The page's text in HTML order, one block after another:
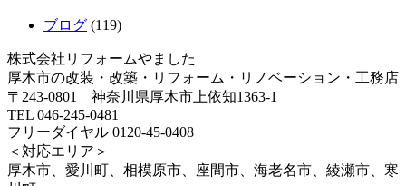
ブログ (119)
株式会社リフォームやました
厚木市の改装・改築・リフォーム・リノベーション・工務店
〒243-0801 神奈川県厚木市上依知1363-1
TEL 046-245-0481
フリーダイヤル 0120-45-0408
＜対応エリア＞
厚木市、愛川町、相模原市、座間市、海老名市、綾瀬市、寒